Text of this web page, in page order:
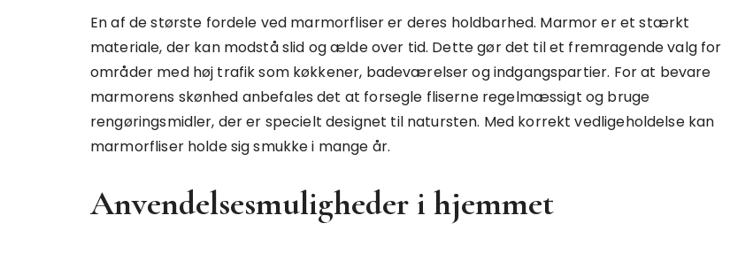
En af de største fordele ved marmorfliser er deres holdbarhed. Marmor er et stærkt
materiale, der kan modstå slid og ælde over tid. Dette gør det til et fremragende valg for
områder med høj trafik som køkkener, badeværelser og indgangspartier. For at bevare
marmorens skønhed anbefales det at forsegle fliserne regelmæssigt og bruge
rengøringsmidler, der er specielt designet til natursten. Med korrekt vedligeholdelse kan
marmorfliser holde sig smukke i mange år.
Anvendelsesmuligheder i hjemmet